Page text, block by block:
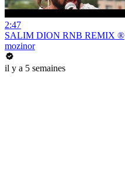
2:47
SALIM DION RNB REMIX ®
mozinor
il y a 5 semaines